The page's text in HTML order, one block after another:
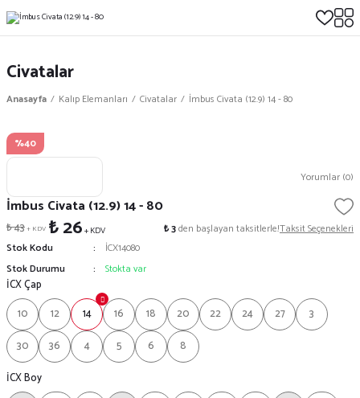
Civatalar
Anasayfa Kalıp Elemanları Civatalar İmbus Civata (12.9) 14 - 80
%40
Yorumlar (0)
İmbus Civata (12.9) 14 - 80
₺ 43+ KDV ₺ 26+ KDV ₺ 3den başlayan taksitlerle!Taksit Seçenekleri
Stok Kodu
İCX14080
Stok Durumu
Stokta var
İCX Çap
10
12 14 16 18 20 22 24 27
3
30
36 4 5 6
8
İCX Boy